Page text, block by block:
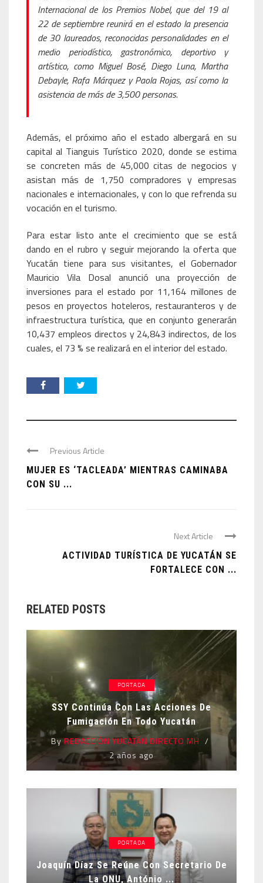
Internacional de los Premios Nobel, que del 19 al
22 de septiembre reunirá en el estado la presencia
de 30 laureados, reconocidas personalidades en el
medio periodístico, gastronómico, deportivo y
artístico, como Miguel Bosé, Diego Luna, Martha
Debayle, Rafa Márquez y Paola Rojas, así como la
asistencia de más de 3,500 personas.
Además, el próximo año el estado albergará en su
capital al Tianguis Turístico 2020, donde se estima
se concreten más de 45,000 citas de negocios y
asistan más de 1,750 compradores y empresas
nacionales e internacionales, y con lo que refrenda su
vocación en el turismo.
Para estar listo ante el crecimiento que se está
dando en el rubro y seguir mejorando la oferta que
Yucatán tiene para sus visitantes, el Gobernador
Mauricio Vila Dosal anunció una proyección de
inversiones para el estado por 11,164 millones de
pesos en proyectos hoteleros, restauranteros y de
infraestructura turística, que en conjunto generarán
10,437 empleos directos y 24,843 indirectos, de los
cuales, el 73 % se realizará en el interior del estado.
Previous Article
MUJER ES ‘TACLEADA’ MIENTRAS CAMINABA
CON SU ...
Next Article
ACTIVIDAD TURÍSTICA DE YUCATÁN SE
FORTALECE CON ...
RELATED POSTS
PORTADA
SSY Continúa Con Las Acciones De
Fumigación En Todo Yucatán
ByREDACCIÓN YUCATÁN DIRECTO MH
2 años ago
PORTADA
Joaquín Díaz Se Reúne Con Secretario De
La ONU, António ...